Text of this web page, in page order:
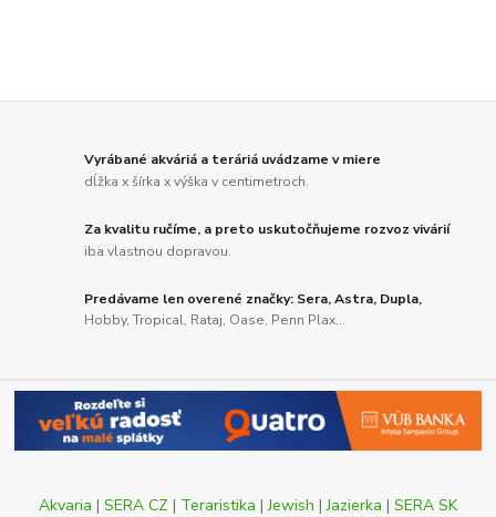
Vyrábané akváriá a teráriá uvádzame v miere
dĺžka x šírka x výška v centimetroch.
Za kvalitu ručíme, a preto uskutočňujeme rozvoz vivárií
iba vlastnou dopravou.
Predávame len overené značky: Sera, Astra, Dupla,
Hobby, Tropical, Rataj, Oase, Penn Plax...
Akvaria | SERA CZ | Teraristika |Jewish |Jazierka | SERA SK